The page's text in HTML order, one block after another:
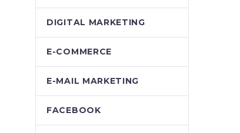
DIGITAL MARKETING
E-COMMERCE
E-MAIL MARKETING
FACEBOOK